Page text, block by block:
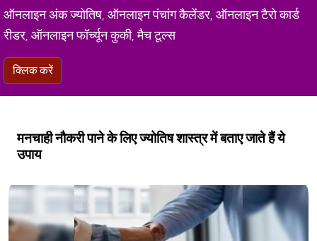
ऑनलाइन अंक ज्योतिष, ऑनलाइन पंचांग कैलेंडर, ऑनलाइन टैरो कार्ड
रीडर, ऑनलाइन फॉर्च्यून कुकी, मैच टूल्स
क्लिक करें
मनचाही नौकरी पाने के लिए ज्योतिष शास्त्र में बताए जाते हैं ये
उपाय